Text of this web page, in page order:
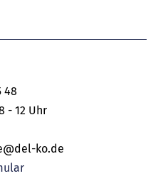
48
- 12 Uhr
ko.de